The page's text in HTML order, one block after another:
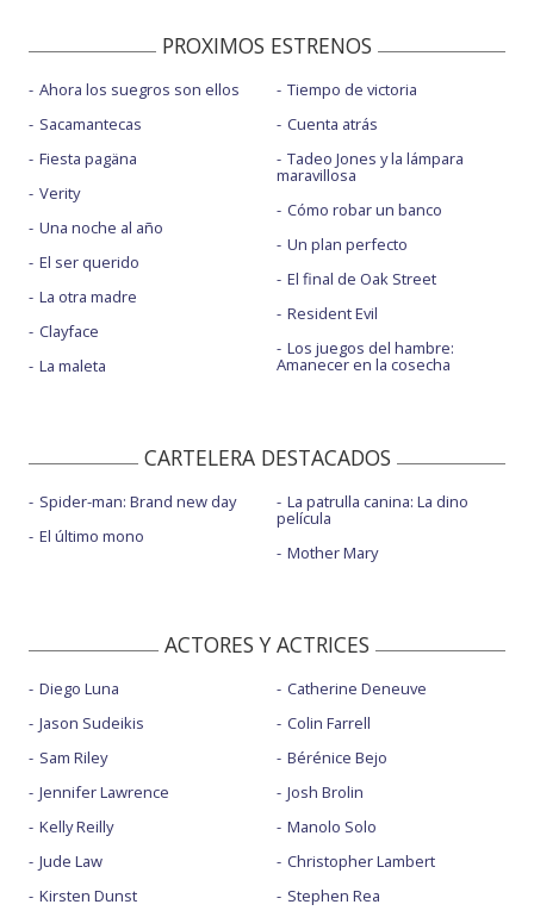
PROXIMOS ESTRENOS
Ahora los suegros son ellos
Sacamantecas
Fiesta pagäna
Verity
Una noche al año
El ser querido
La otra madre
Clayface
La maleta
Tiempo de victoria
Cuenta atrás
Tadeo Jones y la lámpara
maravillosa
Cómo robar un banco
Un plan perfecto
El final de Oak Street
Resident Evil
Los juegos del hambre:
Amanecer en la cosecha
CARTELERA DESTACADOS
Spider-man: Brand new day
El último mono
La patrulla canina: La dino
película
Mother Mary
ACTORES Y ACTRICES
Diego Luna
Jason Sudeikis
Sam Riley
Jennifer Lawrence
Kelly Reilly
Jude Law
Kirsten Dunst
Catherine Deneuve
Colin Farrell
Bérénice Bejo
Josh Brolin
Manolo Solo
Christopher Lambert
Stephen Rea